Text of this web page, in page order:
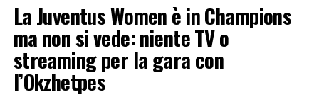
La Juventus Women è in Champions
ma non si vede: niente TV o
streaming per la gara con
l’Okzhetpes